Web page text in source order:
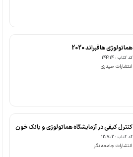
هماتولوژی هافبراند 2020
کد کتاب : 144114
انتشارات حیدری
کنترل کیفی در آزمایشگاه هماتولوژی و بانک خون
کد کتاب : 120702
انتشارات جامعه نگر